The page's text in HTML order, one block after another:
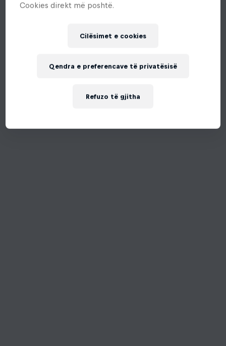
Cookies direkt më poshtë.
Cilësimet e cookies
Refuzo të gjitha
Qendra e preferencave të privatësisë